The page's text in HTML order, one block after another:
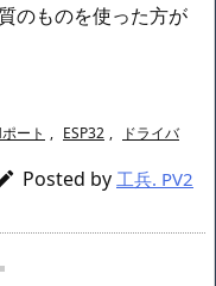
のものを使った方が
ート , ESP32 , ドライバ
Posted by 工兵. PV2